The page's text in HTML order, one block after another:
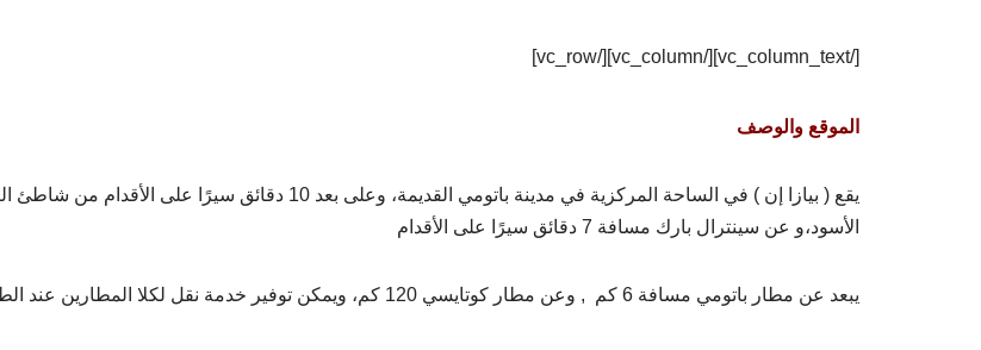
[/vc_column_text][/vc_column][/vc_row]
الموقع والوصف
يقع ( بيازا إن ) في الساحة المركزية في مدينة باتومي القديمة، وعلى بعد 10 دقائق سيرًا على الأقدام من
الأسود،و عن سينترال بارك مسافة 7 دقائق سيرًا على الأقدام
يبعد عن مطار باتومي مسافة 6 كم , وعن مطار كوتايسي 120 كم، ويمكن توفير خدمة نقل لكلا المطارين عند الطلب.